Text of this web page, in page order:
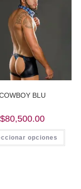
BLU
$80,500.00
opciones
Este
tiene